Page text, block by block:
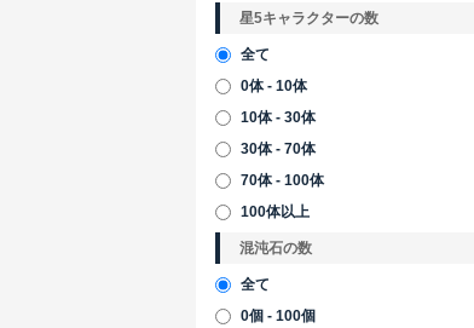
星5キャラクターの数
全て
0体 - 10体
10体 - 30体
30体 - 70体
70体 - 100体
100体以上
混沌石の数
全て
0個 - 100個